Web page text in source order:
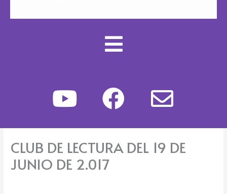
Y
o
u
t
u
F
a
c
e
E
n
v
e
CLUB DE LECTURA DEL 19 DE
JUNIO DE 2.017